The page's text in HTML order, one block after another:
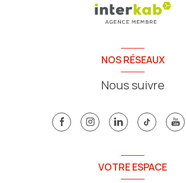
NOS RÉSEAUX
Nous suivre
VOTRE ESPACE